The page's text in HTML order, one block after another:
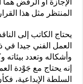
المنتظر مثل هذا
يحتاج الكاتب إلى
العمل الفني جيدا في
وأشكاله وتعدد بيئاته
إنه يحتاج مع جَوْدة
السلطة الإبداعية،